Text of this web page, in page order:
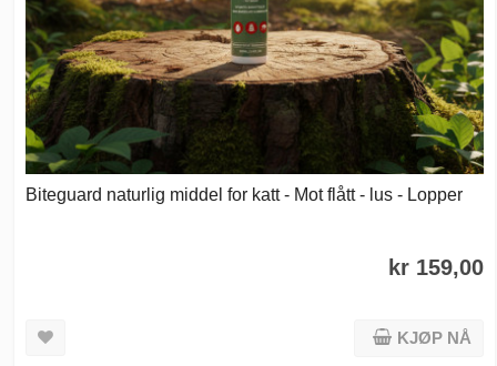
Biteguard naturlig middel for katt - Mot flått - lus - Lopper
kr 159,00
KJØP NÅ